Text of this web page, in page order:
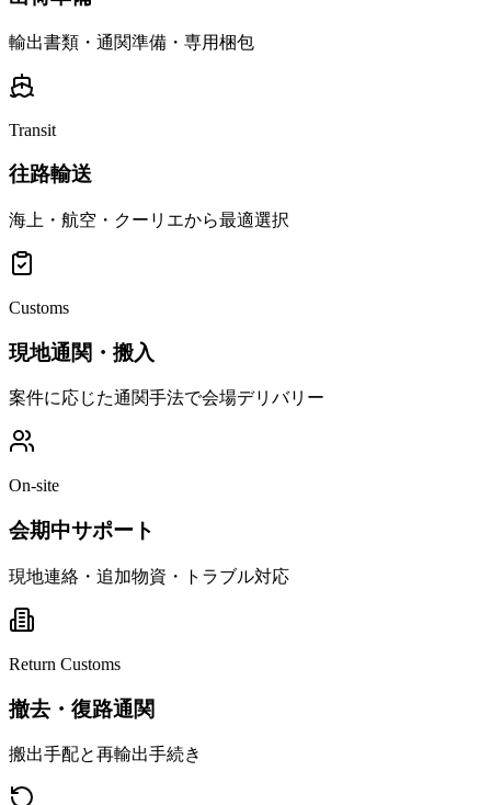
輸出書類・通関準備・専用梱包
Transit
往路輸送
海上・航空・クーリエから最適選択
Customs
現地通関・搬入
案件に応じた通関手法で会場デリバリー
On-site
会期中サポート
現地連絡・追加物資・トラブル対応
Return Customs
撤去・復路通関
搬出手配と再輸出手続き